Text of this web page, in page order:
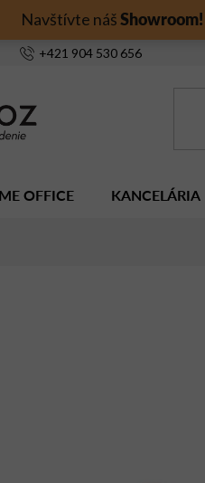
Navštívte nášShowroom!
+421 904 530 656
OFFICE KANCELÁRIA